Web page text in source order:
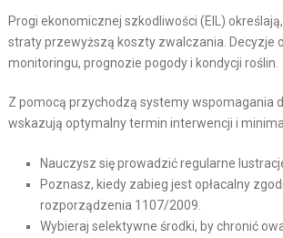
Progi ekonomicznej szkodliwości (EIL)
straty przewyższą koszty zwalczania. Decyzje
monitoringu, prognozie pogody i kondycji roślin.
Z pomocą przychodzą systemy wspomagania
wskazują optymalny termin interwencji i
Nauczysz się prowadzić regularne
Poznasz, kiedy zabieg jest opłacalny
rozporządzenia 1107/2009.
Wybieraj selektywne środki, by chronić